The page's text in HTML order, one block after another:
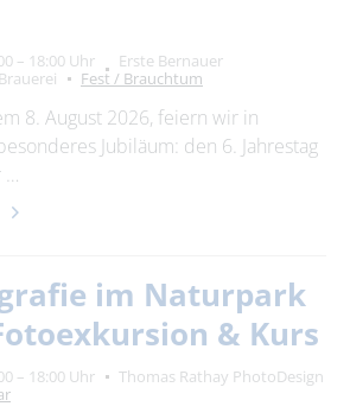
– 18:00 Uhr
Erste Bernauer
Fest / Brauchtum
8. August 2026, feiern wir in
Jubiläum: den 6. Jahrestag
…
im Naturpark
& Kurs
– 18:00 Uhr
Thomas Rathay PhotoDesign